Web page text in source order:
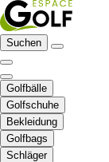
Suchen
Golfbälle
Golfschuhe
Bekleidung
Golfbags
Schläger